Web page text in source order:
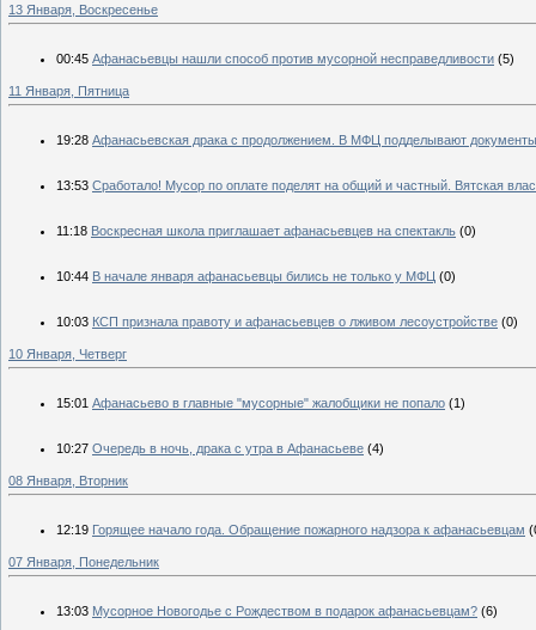
13 Января, Воскресенье
00:45 Афанасьевцы нашли способ против мусорной несправедливости (5)
11 Января, Пятница
19:28 Афанасьевская драка с продолжением. В МФЦ подделывают
13:53 Сработало! Мусор по оплате поделят на общий и частный. Вятская
11:18 Воскресная школа приглашает афанасьевцев на спектакль (0)
10:44 В начале января афанасьевцы бились не только у МФЦ (0)
10:03 КСП признала правоту и афанасьевцев о лживом лесоустройстве (0)
10 Января, Четверг
15:01 Афанасьево в главные "мусорные" жалобщики не попало (1)
10:27 Очередь в ночь, драка с утра в Афанасьеве (4)
08 Января, Вторник
12:19 Горящее начало года. Обращение пожарного надзора к афанасьевцам
07 Января, Понедельник
13:03 Мусорное Новогодье с Рождеством в подарок афанасьевцам? (6)